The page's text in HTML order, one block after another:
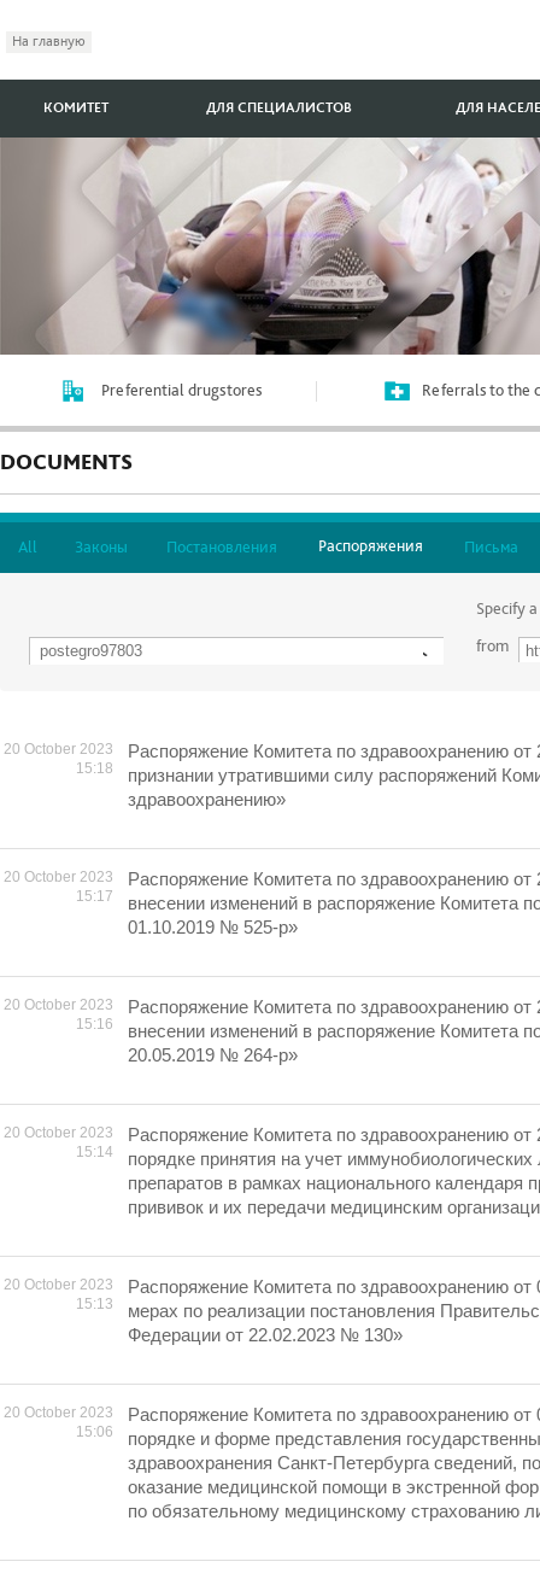
На главную
КОМИТЕТ ДЛЯ СПЕЦИАЛИСТОВ ДЛЯ
Preferential drugstores Referrals to the
DOCUMENTS
All Законы Постановления Распоряжения Письма
Specify
from
20 October 2023
15:18
Распоряжение Комитета по здравоохранению
признании утратившими силу распоряжений
здравоохранению»
20 October 2023
15:17
Распоряжение Комитета по здравоохранению
внесении изменений в распоряжение Комитета
01.10.2019 № 525-р»
20 October 2023
15:16
Распоряжение Комитета по здравоохранению
внесении изменений в распоряжение Комитета
20.05.2019 № 264-р»
20 October 2023
15:14
Распоряжение Комитета по здравоохранению
порядке принятия на учет
препаратов в рамках национального календаря
прививок и их передачи медицинским
20 October 2023
15:13
Распоряжение Комитета по здравоохранению
мерах по реализации постановления
Федерации от 22.02.2023 № 130»
20 October 2023
15:06
Распоряжение Комитета по здравоохранению
порядке и форме представления
здравоохранения Санкт-Петербурга сведений,
оказание медицинской помощи в экстренной
по обязательному медицинскому страхованию